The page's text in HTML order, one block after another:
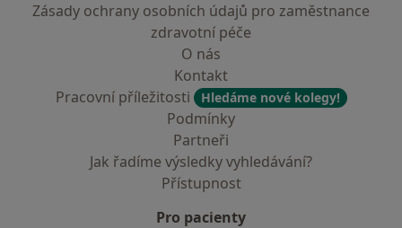
Zásady ochrany osobních údajů pro zaměstnance
zdravotní péče
O nás
Kontakt
Pracovní příležitosti
Hledáme nové kolegy!
Podmínky
Partneři
Jak řadíme výsledky vyhledávání?
Přístupnost
Pro pacienty